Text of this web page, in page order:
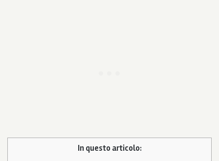
In questo articolo: